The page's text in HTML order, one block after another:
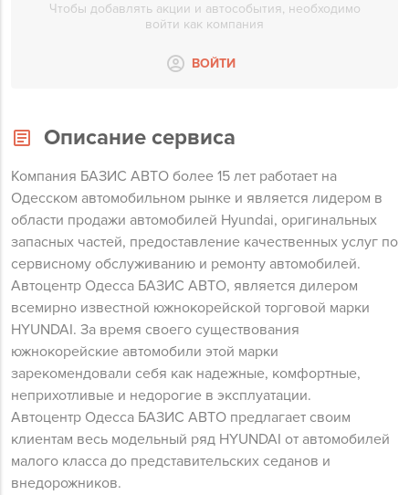
Чтобы добавлять акции и автособытия, необходимо
войти как компания
ВОЙТИ
Описание сервиса
Компания БАЗИС АВТО более 15 лет работает на
Одесском автомобильном рынке и является лидером в
области продажи автомобилей Hyundai, оригинальных
запасных частей, предоставление качественных услуг по
сервисному обслуживанию и ремонту автомобилей.
Автоцентр Одесса БАЗИС АВТО, является дилером
всемирно известной южнокорейской торговой марки
HYUNDAI. За время своего существования
южнокорейские автомобили этой марки
зарекомендовали себя как надежные, комфортные,
неприхотливые и недорогие в эксплуатации.
Автоцентр Одесса БАЗИС АВТО предлагает своим
клиентам весь модельный ряд HYUNDAI от автомобилей
малого класса до представительских седанов и
внедорожников.